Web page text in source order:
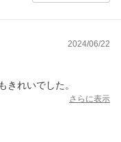
2024/06/22
きれいでした。
さらに表示